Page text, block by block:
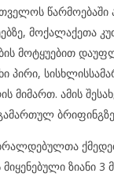
წარმოებაში
მოქალაქეთა
მოტყუებით
პირი,
მიმართ. ამის
ბრიფინგზე
ზიანი